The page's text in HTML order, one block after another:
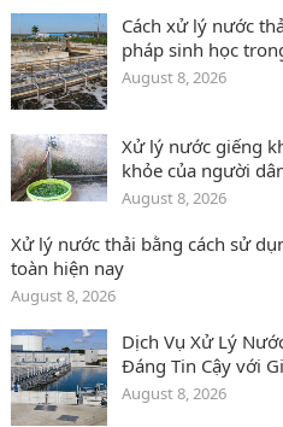
Cách xử lý nước
pháp sinh học
August 8, 2026
Xử lý nước giếng
khỏe của người
August 8, 2026
Xử lý nước thải bằng cách sử
toàn hiện nay
August 8, 2026
Dịch Vụ Xử Lý
Đáng Tin Cậy với
August 8, 2026